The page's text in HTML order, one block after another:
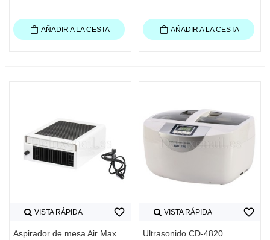
AÑADIR A LA CESTA AÑADIR A LA CESTA
VISTA RÁPIDA
Aspirador de mesa Air Max
favorite_border VISTA RÁPIDA
Ultrasonido CD-4820
favorite_border